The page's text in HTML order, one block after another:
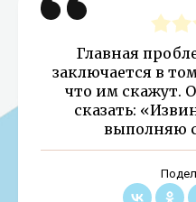
Главная
заключается в
что им скажут.
сказать:
выполняю